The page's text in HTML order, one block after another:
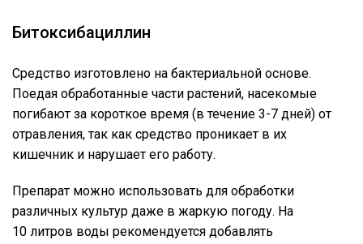
Битоксибациллин
Средство изготовлено на бактериальной основе.
Поедая обработанные части растений, насекомые
погибают за короткое время (в течение 3-7 дней) от
отравления, так как средство проникает в их
кишечник и нарушает его работу.
Препарат можно использовать для обработки
различных культур даже в жаркую погоду. На
10 литров воды рекомендуется добавлять